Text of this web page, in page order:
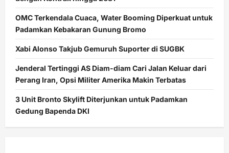
OMC Terkendala Cuaca, Water Booming Diperkuat untuk
Padamkan Kebakaran Gunung Bromo
Xabi Alonso Takjub Gemuruh Suporter di SUGBK
Jenderal Tertinggi AS Diam-diam Cari Jalan Keluar dari
Perang Iran, Opsi Militer Amerika Makin Terbatas
3 Unit Bronto Skylift Diterjunkan untuk Padamkan
Gedung Bapenda DKI